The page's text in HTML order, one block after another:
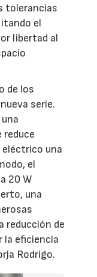
tolerancias
el
libertad al
de los
serie.
reduce
una
el
20 W
una
reducción de
la eficiencia
Rodrigo.